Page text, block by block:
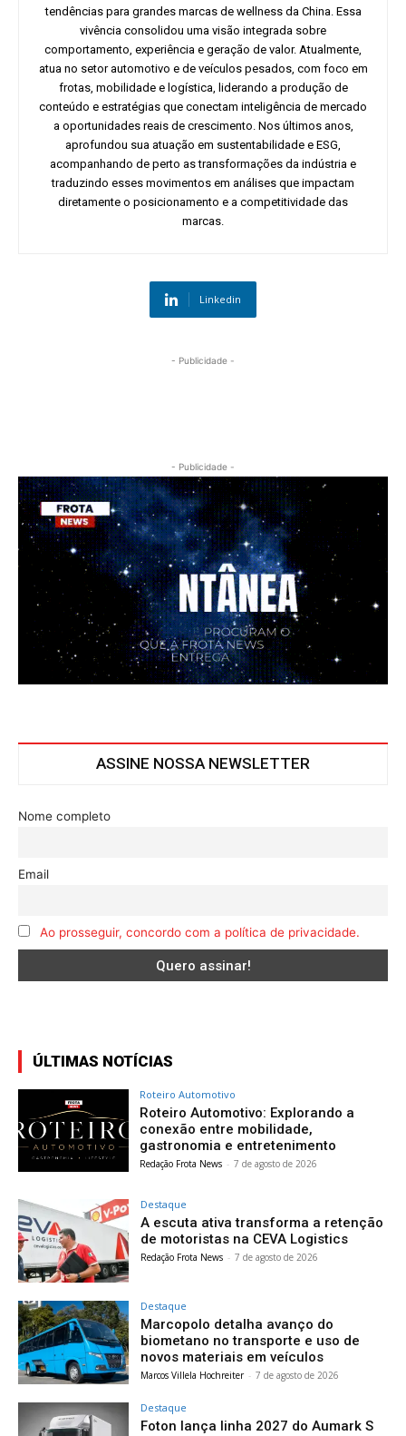
tendências para grandes marcas de wellness da China. Essa
vivência consolidou uma visão integrada sobre
comportamento, experiência e geração de valor. Atualmente,
atua no setor automotivo e de veículos pesados, com foco em
frotas, mobilidade e logística, liderando a produção de
conteúdo e estratégias que conectam inteligência de mercado
a oportunidades reais de crescimento. Nos últimos anos,
aprofundou sua atuação em sustentabilidade e ESG,
acompanhando de perto as transformações da indústria e
traduzindo esses movimentos em análises que impactam
diretamente o posicionamento e a competitividade das
marcas.
Linkedin
- Publicidade -
- Publicidade -
ASSINE NOSSA NEWSLETTER
Nome completo
Email
Ao prosseguir, concordo com a política de privacidade.
ÚLTIMAS NOTÍCIAS
Roteiro Automotivo
Roteiro Automotivo: Explorando a
conexão entre mobilidade,
gastronomia e entretenimento
Redação Frota News - 7 de agosto de 2026
Destaque
A escuta ativa transforma a retenção
de motoristas na CEVA Logistics
Redação Frota News - 7 de agosto de 2026
Destaque
Marcopolo detalha avanço do
biometano no transporte e uso de
novos materiais em veículos
Marcos Villela Hochreiter - 7 de agosto de 2026
Destaque
Foton lança linha 2027 do Aumark S